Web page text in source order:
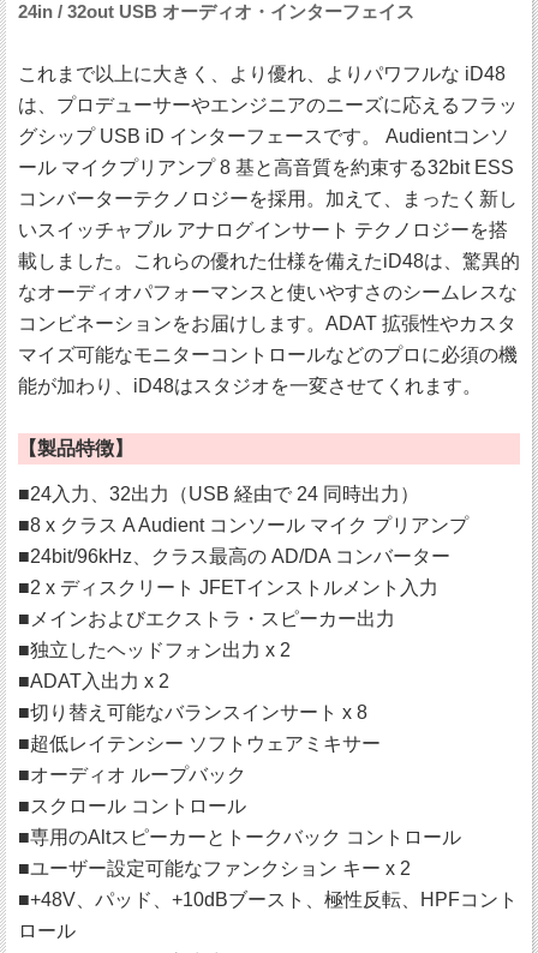
24in / 32out USB オーディオ・インターフェイス
これまで以上に大きく、より優れ、よりパワフルな iD48
は、プロデューサーやエンジニアのニーズに応えるフラッ
グシップ USB iD インターフェースです。 Audientコンソ
ール マイクプリアンプ 8 基と高音質を約束する32bit ESS
コンバーターテクノロジーを採用。加えて、まったく新し
いスイッチャブル アナログインサート テクノロジーを搭
載しました。これらの優れた仕様を備えたiD48は、驚異的
なオーディオパフォーマンスと使いやすさのシームレスな
コンビネーションをお届けします。ADAT 拡張性やカスタ
マイズ可能なモニターコントロールなどのプロに必須の機
能が加わり、iD48はスタジオを一変させてくれます。
【製品特徴】
■24入力、32出力（USB 経由で 24 同時出力）
■8 x クラス A Audient コンソール マイク プリアンプ
■24bit/96kHz、クラス最高の AD/DA コンバーター
■2 x ディスクリート JFETインストルメント入力
■メインおよびエクストラ・スピーカー出力
■独立したヘッドフォン出力 x 2
■ADAT入出力 x 2
■切り替え可能なバランスインサート x 8
■超低レイテンシー ソフトウェアミキサー
■オーディオ ループバック
■スクロール コントロール
■専用のAltスピーカーとトークバック コントロール
■ユーザー設定可能なファンクション キー x 2
■+48V、パッド、+10dBブースト、極性反転、HPFコント
ロール